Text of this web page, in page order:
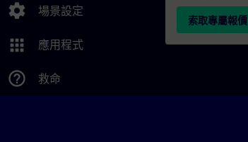
settings 場景設定
apps 應用程式
help_outline 救命
索取專屬報價